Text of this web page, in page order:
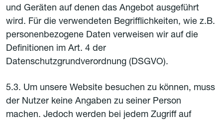
und Geräten auf denen das Angebot ausgeführt
wird. Für die verwendeten Begrifflichkeiten, wie z.B.
personenbezogene Daten verweisen wir auf die
Definitionen im Art. 4 der
Datenschutzgrundverordnung (DSGVO).
5.3. Um unsere Website besuchen zu können, muss
der Nutzer keine Angaben zu seiner Person
machen. Jedoch werden bei jedem Zugriff auf